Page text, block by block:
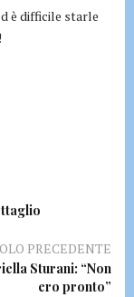
è difficile starle
PRECEDENTE
Sturani: “Non
ero pronto”